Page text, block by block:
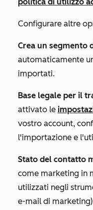
Configurare altre
Crea un segmento
automaticamente
importati.
Base legale per il
attivato le
vostro account,
l'importazione e
Stato del contatto
come marketing in
utilizzati negli
e-mail di